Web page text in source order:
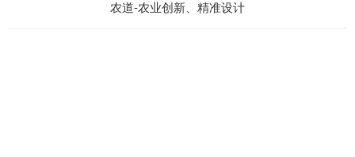
农道-农业创新、精准设计